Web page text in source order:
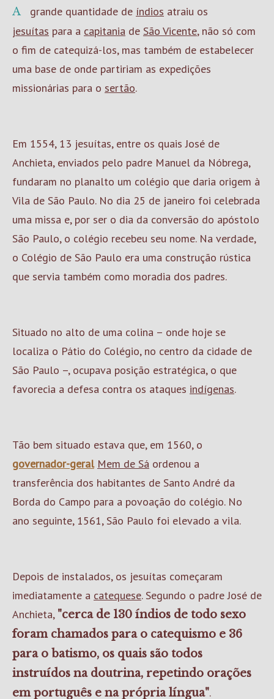
A grande quantidade de índios atraiu os
jesuítas para a capitania de São Vicente, não só com
o fim de catequizá-los, mas também de estabelecer
uma base de onde partiriam as expedições
missionárias para o sertão.
Em 1554, 13 jesuítas, entre os quais José de
Anchieta, enviados pelo padre Manuel da Nóbrega,
fundaram no planalto um colégio que daria origem à
Vila de São Paulo. No dia 25 de janeiro foi celebrada
uma missa e, por ser o dia da conversão do apóstolo
São Paulo, o colégio recebeu seu nome. Na verdade,
o Colégio de São Paulo era uma construção rústica
que servia também como moradia dos padres.
Situado no alto de uma colina – onde hoje se
localiza o Pátio do Colégio, no centro da cidade de
São Paulo –, ocupava posição estratégica, o que
favorecia a defesa contra os ataques indígenas.
Tão bem situado estava que, em 1560, o
governador-geral Mem de Sá ordenou a
transferência dos habitantes de Santo André da
Borda do Campo para a povoação do colégio. No
ano seguinte, 1561, São Paulo foi elevado a vila.
Depois de instalados, os jesuítas começaram
imediatamente a catequese. Segundo o padre José de
Anchieta, "cerca de 130 índios de todo sexo
foram chamados para o catequismo e 36
para o batismo, os quais são todos
instruídos na doutrina, repetindo orações
em português e na própria língua".